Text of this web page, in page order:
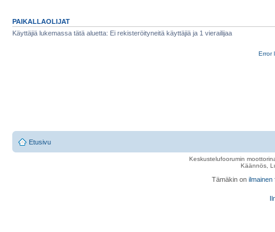
PAIKALLAOLIJAT
Käyttäjiä lukemassa tätä aluetta: Ei rekisteröityneitä käyttäjiä ja 1 vierailijaa
Error
Etusivu
Keskustelufoorumin
Käännös,
Tämäkin on ilmainen